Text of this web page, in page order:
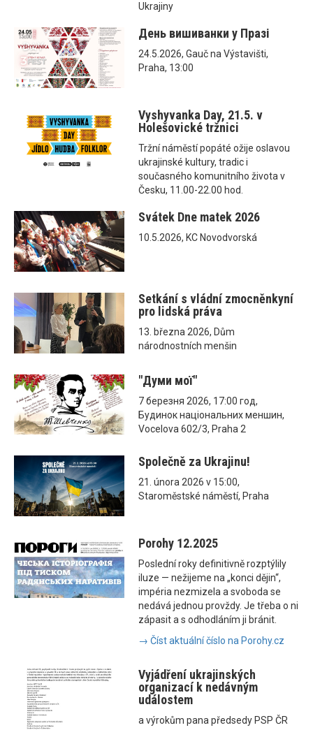
Ukrajiny
День вишиванки у Празі
24.5.2026, Gauč na Výstavišti,
Praha, 13:00
Vyshyvanka Day, 21.5. v
Holešovické tržnici
Tržní náměstí popáté ožije oslavou
ukrajinské kultury, tradic i
současného komunitního života v
Česku, 11.00-22.00 hod.
Svátek Dne matek 2026
10.5.2026, KC Novodvorská
Setkání s vládní zmocněnkyní
pro lidská práva
13. března 2026, Dům
národnostních menšin
"Думи мої"
7 березня 2026, 17:00 год,
Будинок національних меншин,
Vocelova 602/3, Praha 2
Společně za Ukrajinu!
21. února 2026 v 15:00,
Staroměstské náměstí, Praha
Porohy 12.2025
Poslední roky definitivně rozptýlily
iluze — nežijeme na „konci dějin“,
impéria nezmizela a svoboda se
nedává jednou provždy. Je třeba o ni
zápasit a s odhodláním ji bránit.
→ Číst aktuální číslo na Porohy.cz
Vyjádření ukrajinských
organizací k nedávným
událostem
a výrokům pana předsedy PSP ČR